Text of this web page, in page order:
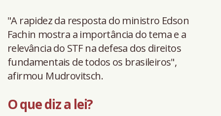
"A rapidez da resposta do ministro Edson
Fachin mostra a importância do tema e a
relevância do STF na defesa dos direitos
fundamentais de todos os brasileiros",
afirmou Mudrovitsch.
O que diz a lei?